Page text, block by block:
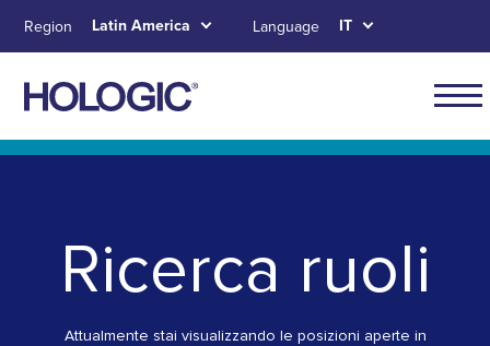
content
Skip to main content
Skip to main menu tabs for megamenu
Skip to sitemap
Region Latin America Language IT
for
Ricerca ruoli
Attualmente stai visualizzando le posizioni aperte in